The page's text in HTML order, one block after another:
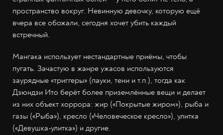
пространство вокруг. Невинную девочку, которую ещё
вчера все обожали, сегодня хочет убить каждый
встречный.
Мангака использует нестандартные приёмы, чтобы
пугать. Зачастую в жанре ужасов используются
заурядные «триггеры» (пауки, тени и т.п.), тогда как
Дзюндзи Ито берёт более приземлённые вещи и делает
из них объект хоррора: жир («Покрытые жиром»), рыба и
газы («Рыба»), кресло («Человеческое кресло»), улитка
(«Девушка-улитка») и другие.